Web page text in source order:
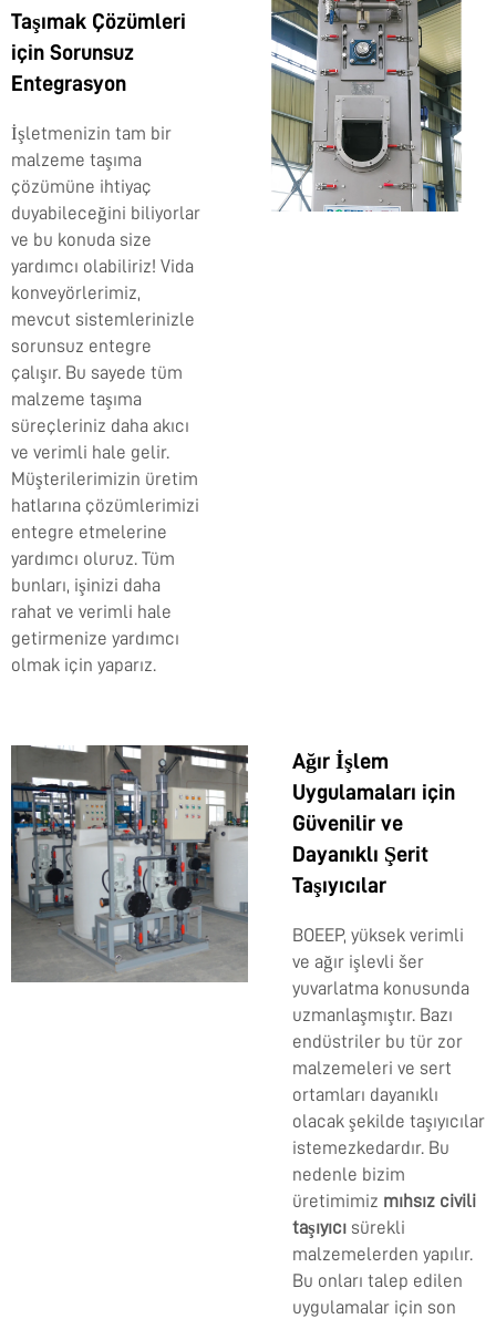
Taşımak Çözümleri
için Sorunsuz
Entegrasyon
İşletmenizin tam bir
malzeme taşıma
çözümüne ihtiyaç
duyabileceğini biliyorlar
ve bu konuda size
yardımcı olabiliriz! Vida
konveyörlerimiz,
mevcut sistemlerinizle
sorunsuz entegre
çalışır. Bu sayede tüm
malzeme taşıma
süreçleriniz daha akıcı
ve verimli hale gelir.
Müşterilerimizin üretim
hatlarına çözümlerimizi
entegre etmelerine
yardımcı oluruz. Tüm
bunları, işinizi daha
rahat ve verimli hale
getirmenize yardımcı
olmak için yaparız.
Ağır İşlem
Uygulamaları için
Güvenilir ve
Dayanıklı Şerit
Taşıyıcılar
BOEEP, yüksek verimli
ve ağır işlevli šer
yuvarlatma konusunda
uzmanlaşmıştır. Bazı
endüstriler bu tür zor
malzemeleri ve sert
ortamları dayanıklı
olacak şekilde taşıyıcılar
istemezkedardır. Bu
nedenle bizim
üretimimiz mıhsız civili
taşıyıcı sürekli
malzemelerden yapılır.
Bu onları talep edilen
uygulamalar için son